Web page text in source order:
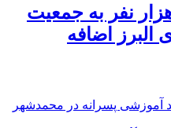
۱۲ هزار نفر به جمعیت
البرز اضافه